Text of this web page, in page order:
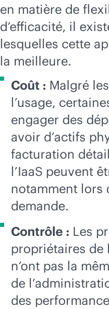
en matière de
d’efficacité, il
lesquelles cette
la meilleure.
Coût : Malgré
l’usage,
engager des
avoir d’actifs
facturation
l’IaaS peuvent
notamment lors
demande.
Contrôle : Les
propriétaires de
n’ont pas la
de
des